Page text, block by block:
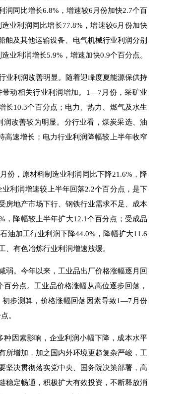
润同比增长6.8%，增速较6月份加快2.7个百
业利润同比增长77.8%，增速较6月份加快
舶及其他运输设备、电气机械行业利润分别
业利润增长5.9%，增速加快0.9个百分点。
利润改善明显。随着迎峰度夏能源保供持
动相关行业利润增加。1—7月份，采矿业
长10.3个百分点；电力、热力、燃气及水生
改善较为明显。分行业看，煤炭采选、油
高速增长；电力行业利润降幅较上半年收窄
，原材料制造业利润同比下降21.6%，降
利润增速较上半年回落2.2个百分点，是下
房地产市场下行、钢铁行业需求不足、成本
，降幅较上半年扩大12.1个百分点；受成品
油加工行业利润下降44.0%，降幅扩大11.6
有色冶炼行业利润增速放缓。
。今年以来，工业品出厂价格涨幅逐月回
分点。工业品价格涨幅从高位逐步回落，
步测算，价格涨幅回落因素导致1—7月份
。
因素影响，企业利润小幅下降，成本水平
所增加，加之国内外环境更趋复杂严峻，工
坚决贯彻落实党中央、国务院决策部署，高
稳定畅通，积极扩大有效投资，不断释放消